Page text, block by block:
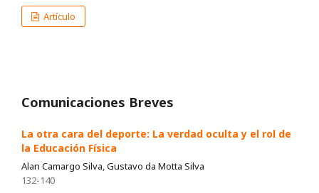
Artículo
Comunicaciones Breves
La otra cara del deporte: La verdad oculta y el rol de
la Educación Física
Alan Camargo Silva, Gustavo da Motta Silva
132-140